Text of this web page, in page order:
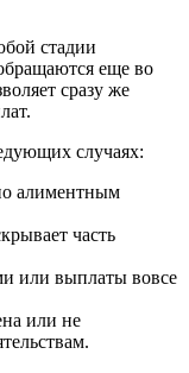
стадии
еще во
сразу же
случаях:
алиментным
часть
или выплаты вовсе
или не